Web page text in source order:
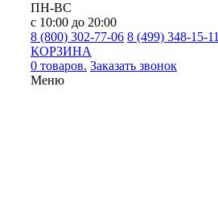
ПН-ВС
с 10:00 до 20:00
8 (800) 302-77-06 8 (499) 348-15-11
КОРЗИНА
0 товаров. Заказать звонок
Меню